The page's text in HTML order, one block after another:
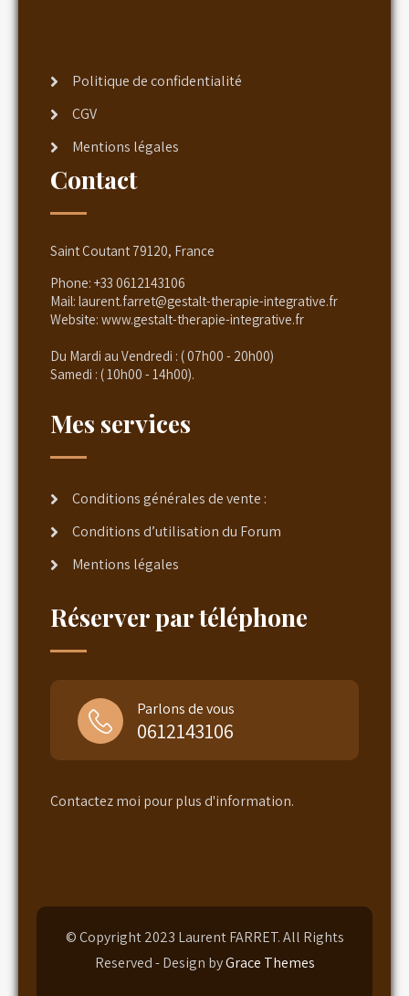
Politique de confidentialité
CGV
Mentions légales
Contact
Saint Coutant 79120, France
Phone: +33 0612143106
Mail: laurent.farret@gestalt-therapie-integrative.fr
Website: www.gestalt-therapie-integrative.fr
Du Mardi au Vendredi : ( 07h00 - 20h00)
Samedi : ( 10h00 - 14h00).
Mes services
Conditions générales de vente :
Conditions d’utilisation du Forum
Mentions légales
Réserver par téléphone
Parlons de vous
0612143106
Contactez moi pour plus d'information.
© Copyright 2023 Laurent FARRET. All Rights
Reserved - Design byGrace Themes